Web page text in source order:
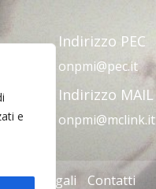
e
Indirizzo PEC
onpmi@pec.it
Indirizzo MAIL
onpmi@mclink.it
Note legali Contatti